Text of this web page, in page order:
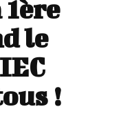
le
!